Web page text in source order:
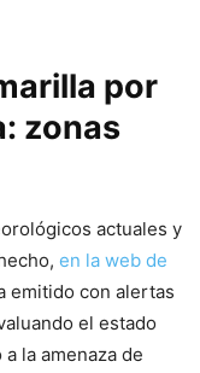
por
zonas
actuales y
en la web de
emitido con alertas
el estado
la amenaza de